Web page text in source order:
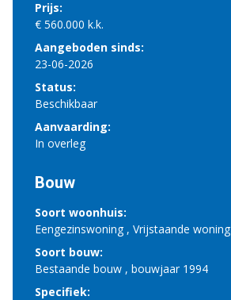
Prijs:
€ 560.000 k.k.
Aangeboden sinds:
23-06-2026
Status:
Beschikbaar
Aanvaarding:
In overleg
Bouw
Soort woonhuis:
Eengezinswoning , Vrijstaande woning
Soort bouw:
Bestaande bouw , bouwjaar 1994
Specifiek: